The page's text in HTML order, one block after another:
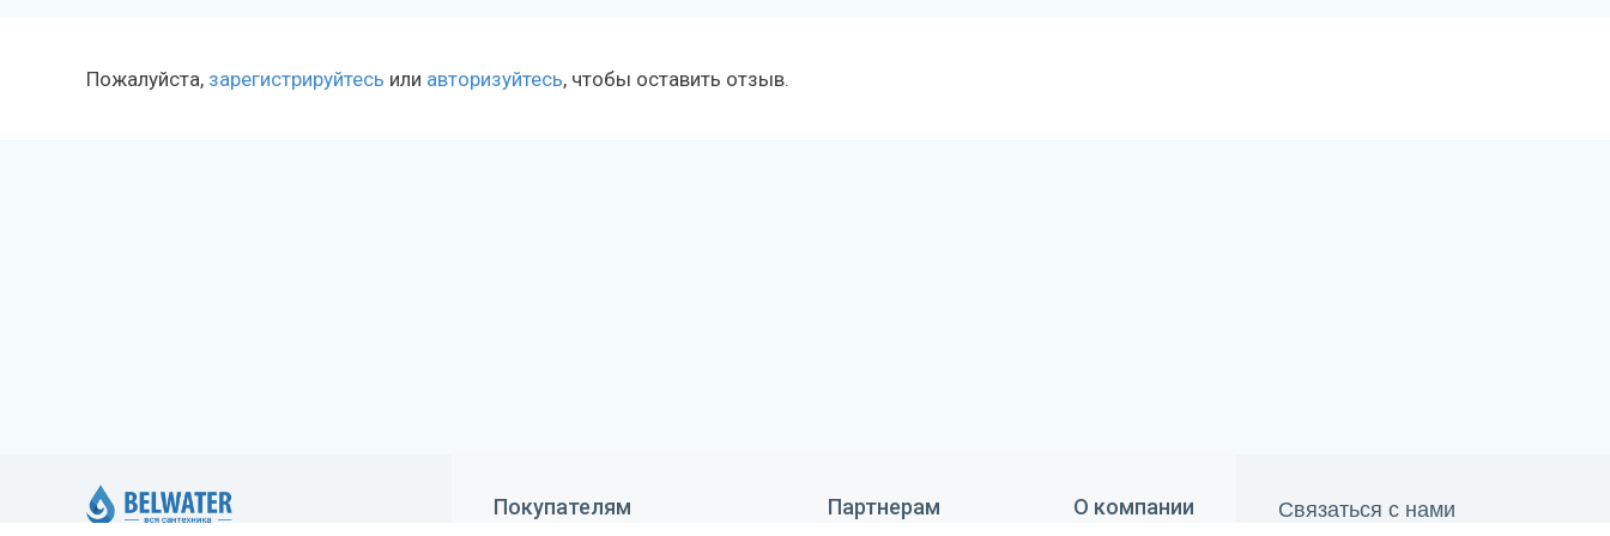
Пожалуйста, зарегистрируйтесь или авторизуйтесь, чтобы оставить отзыв.
Покупателям Партнерам О компании Связаться с нами